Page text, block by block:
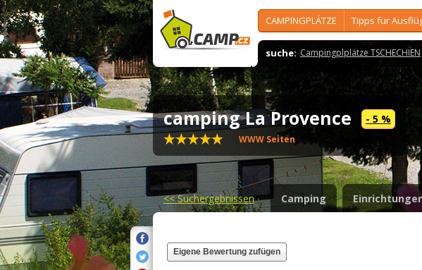
CAMPINGPLÄTZE Tipps für
suche: Campingplplätze TSCHECHIEN
camping La Provence - 5 %
WWW Seiten
<<Suchergebnissen Camping
Eigene Bewertung zufügen